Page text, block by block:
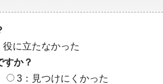
役に立たなかった
すか？
3：見つけにくかった